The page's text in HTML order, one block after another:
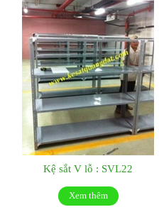
Kệ sắt V lỗ : SVL22
Xem thêm